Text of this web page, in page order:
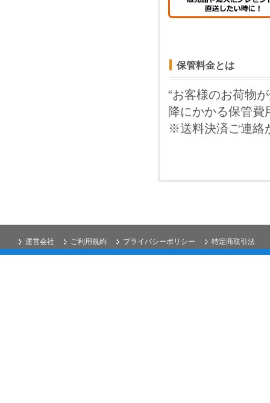
保管料金とは
“お客様のお荷物
降にかかる保管費
※送料決済ご連絡
特定商取引法
プライバシーポリシー
ご利用規約
運営会社